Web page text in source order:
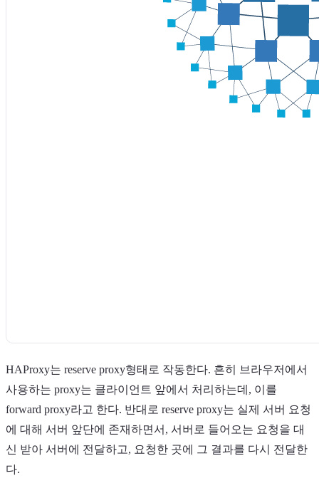
HAProxy는 reserve proxy형태로 작동한다. 흔히 브라우저에서
사용하는 proxy는 클라이언트 앞에서 처리하는데, 이를
forward proxy라고 한다. 반대로 reserve proxy는 실제 서버 요청
에 대해 서버 앞단에 존재하면서, 서버로 들어오는 요청을 대
신 받아 서버에 전달하고, 요청한 곳에 그 결과를 다시 전달한
다.